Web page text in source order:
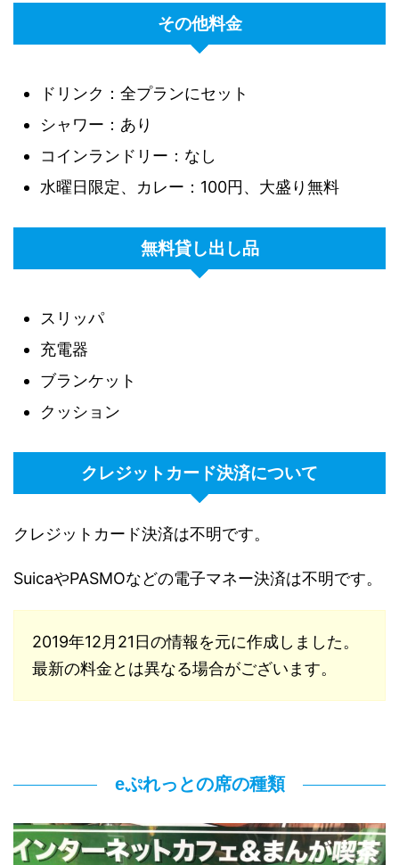
その他料金
ドリンク：全プランにセット
シャワー：あり
コインランドリー：なし
水曜日限定、カレー：100円、大盛り無料
無料貸し出し品
スリッパ
充電器
ブランケット
クッション
クレジットカード決済について
クレジットカード決済は不明です。
SuicaやPASMOなどの電子マネー決済は不明です。
2019年12月21日の情報を元に作成しました。
最新の料金とは異なる場合がございます。
eぷれっとの席の種類